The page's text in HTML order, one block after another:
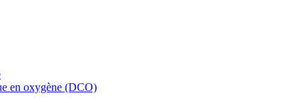
en oxygène (DCO)